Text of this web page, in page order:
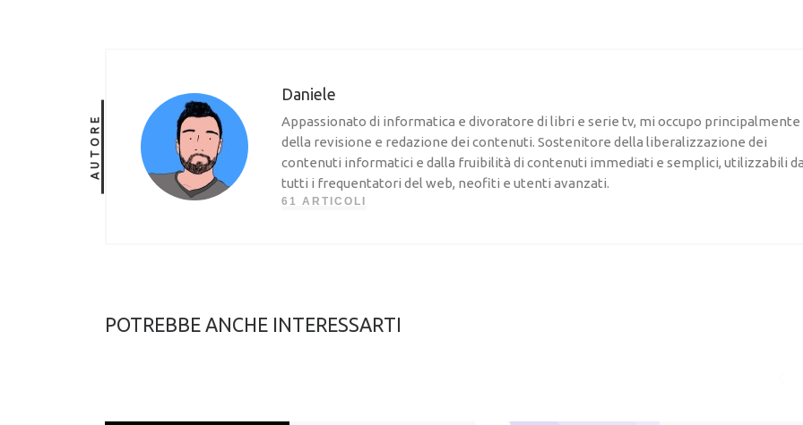
AUTORE
Daniele
Appassionato di informatica e divoratore di libri e serie tv, mi occupo principalmente
della revisione e redazione dei contenuti. Sostenitore della liberalizzazione dei
contenuti informatici e dalla fruibilità di contenuti immediati e semplici, utilizzabili
tutti i frequentatori del web, neofiti e utenti avanzati.
61 ARTICOLI
POTREBBE ANCHE INTERESSARTI